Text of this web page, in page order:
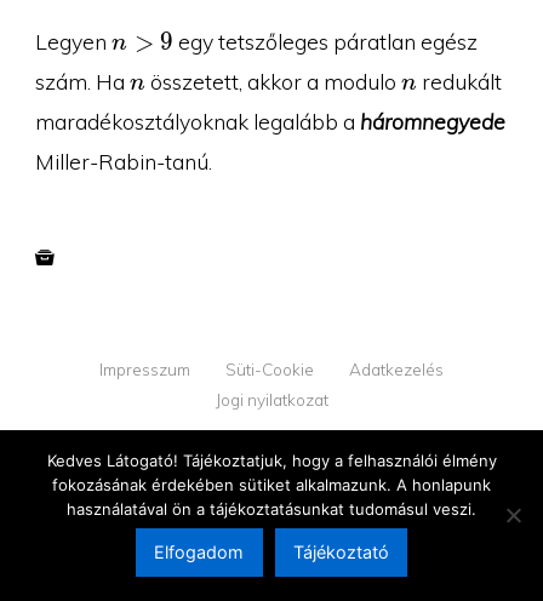
Legyen n\gt
n > 9 egy tetszőleges páratlan egész
szám. Ha n
n összetett, akkor a modulo n
n redukált
maradékosztályoknak legalább a háromnegyede
Miller-Rabin-tanú.
Impresszum Süti-Cookie
Adatkezelés
Jogi nyilatkozat
© 2026 YOUPROOF - Minden jog fenntartva
v1.2.2
Megújultunk!Tovább az új oldalra →
Kedves Látogató! Tájékoztatjuk, hogy a felhasználói élmény
fokozásának érdekében sütiket alkalmazunk. A honlapunk
használatával ön a tájékoztatásunkat tudomásul veszi.
Elfogadom Tájékoztató